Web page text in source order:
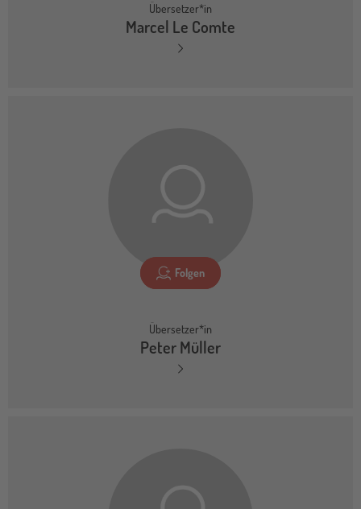
Übersetzer*in
Marcel Le Comte
Folgen
Übersetzer*in
Peter Müller